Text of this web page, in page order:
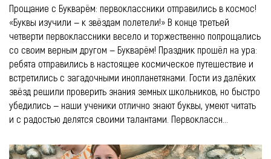
Прощание с Букварём: первоклассники отправились в космос!
«Буквы изучили — к звёздам полетели!» В конце третьей
четверти первоклассники весело и торжественно попрощались
со своим верным другом — Букварём! Праздник прошёл на ура:
ребята отправились в настоящее космическое путешествие и
встретились с загадочными инопланетянами. Гости из далёких
звёзд решили проверить знания земных школьников, но быстро
убедились — наши ученики отлично знают буквы, умеют читать
и с радостью делятся своими талантами. Первоклассн...